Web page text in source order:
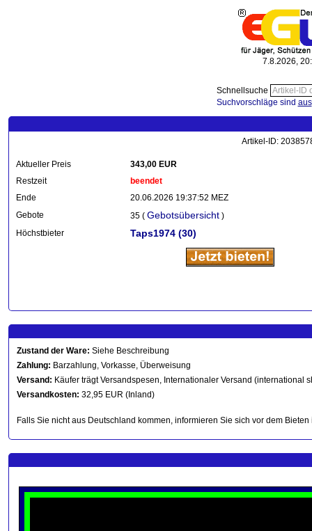
7.8.2026,
Schnellsuche
Suchvorschläge sind aus
Artikel-ID:
Aktueller Preis
343,00 EUR
Restzeit
beendet
Ende
20.06.2026 19:37:52 MEZ
Gebote
35 ( Gebotsübersicht )
Höchstbieter
Taps1974 (30)
Zustand der Ware: Siehe Beschreibung
Zahlung: Barzahlung, Vorkasse, Überweisung
Versand: Käufer trägt Versandspesen, Internationaler Versand (international
Versandkosten: 32,95 EUR (Inland)
Falls Sie nicht aus Deutschland kommen, informieren Sie sich vor dem